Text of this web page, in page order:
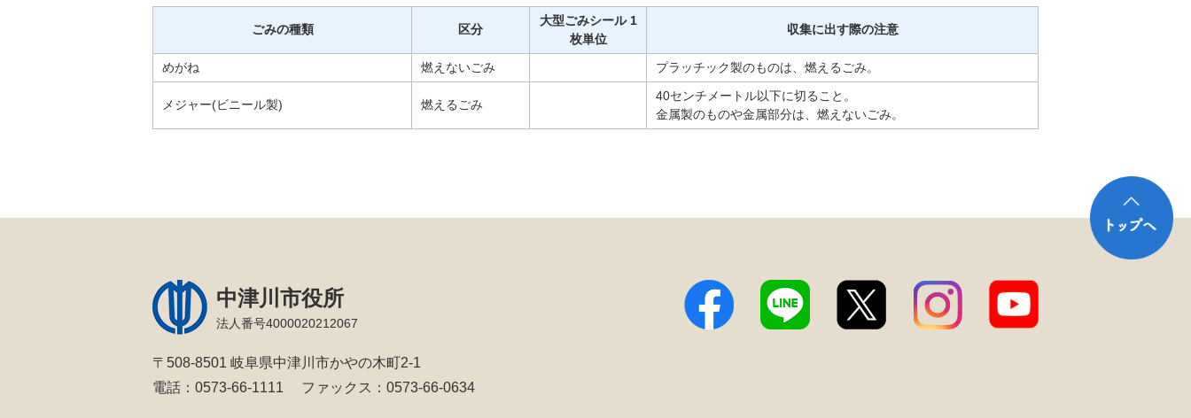
ごみの種類 区分
大型ごみシール 1
枚単位
収集に出す際の注意
めがね 燃えないごみ プラッチック製のものは、燃えるごみ。
メジャー(ビニール製) 燃えるごみ
40センチメートル以下に切ること。
金属製のものや金属部分は、燃えないごみ。
中津川市役所
法人番号4000020212067
〒508-8501 岐阜県中津川市かやの木町2-1
電話：0573-66-1111
ファックス：0573-66-0634